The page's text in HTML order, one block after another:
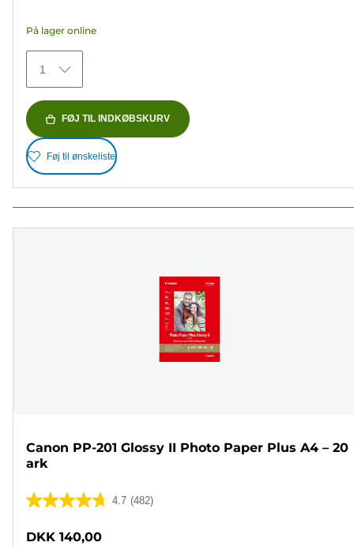
stjerner.
74
anmeldelser
På lager online
1
FØJ TIL INDKØBSKURV
Føj til ønskeliste
Canon PP-201 Glossy II Photo Paper Plus A4 – 20
ark
4.7 (482)
4.7
DKK 140,00